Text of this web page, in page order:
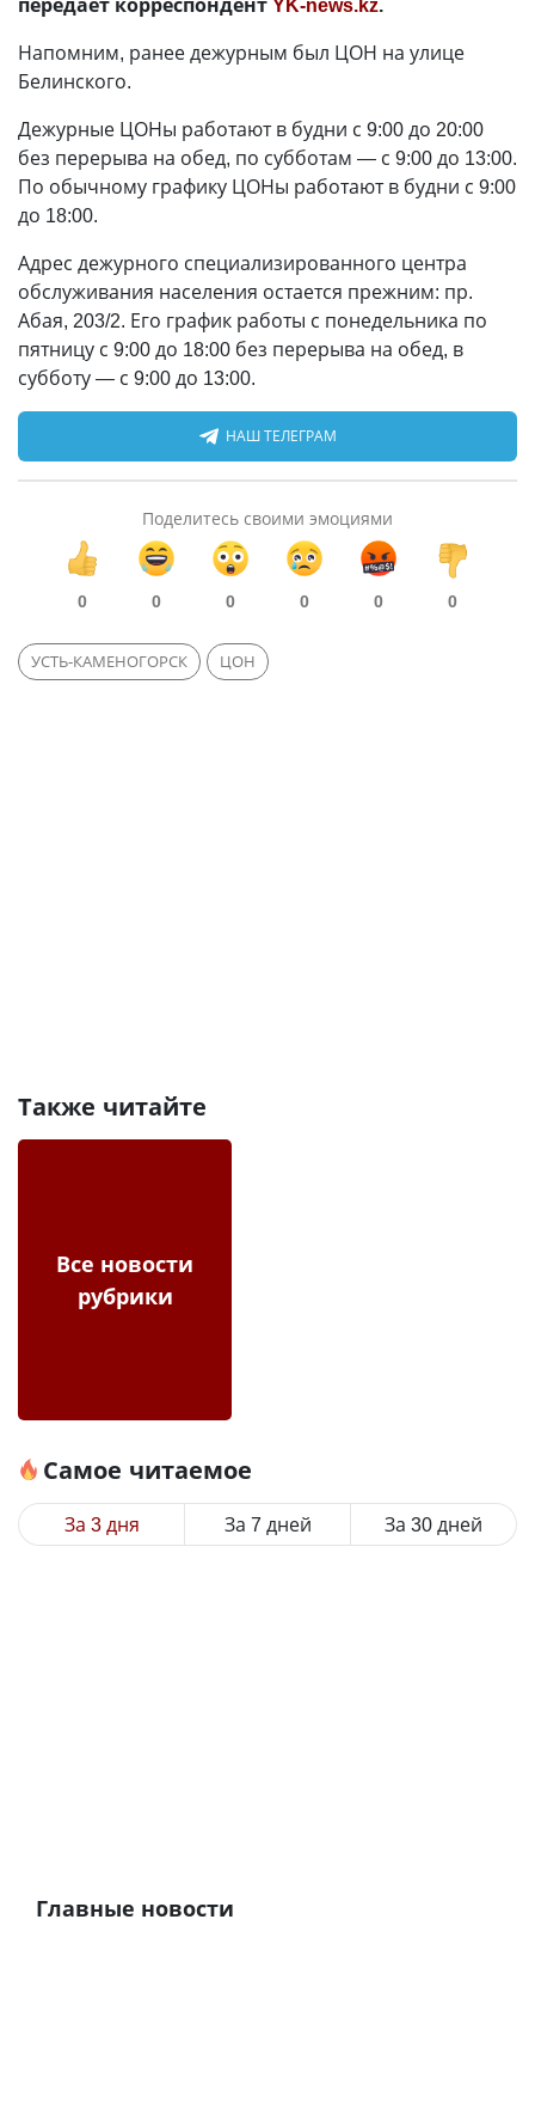
Напомним, ранее дежурным был ЦОН на улице
Белинского.
Дежурные ЦОНы работают в будни с 9:00 до 20:00
без перерыва на обед, по субботам — с 9:00 до 13:00.
По обычному графику ЦОНы работают в будни с 9:00
до 18:00.
Адрес дежурного специализированного центра
обслуживания населения остается прежним: пр.
Абая, 203/2. Его график работы с понедельника по
пятницу с 9:00 до 18:00 без перерыва на обед, в
субботу— с 9:00 до 13:00.
НАШ ТЕЛЕГРАМ
Поделитесь своими эмоциями
0 0 0 0 0 0
УСТЬ-КАМЕНОГОРСК ЦОН
Также читайте
Все новости
рубрики
Самое читаемое
За 3 дня За 7 дней За 30 дней
Главные новости